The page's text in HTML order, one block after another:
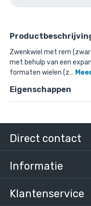
Zwenkwiel met rem
met behulp van een
formaten wielen (z…
Eigenschappen
Direct contact
Informatie
Klantenservice